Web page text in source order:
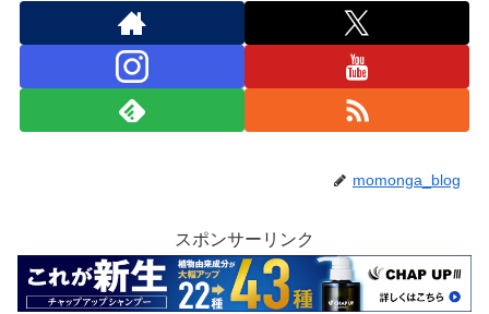
momonga_blog
スポンサーリンク